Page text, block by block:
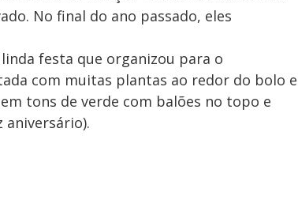
No final do ano passado, eles
festa que organizou para o
com muitas plantas ao redor do bolo e
tons de verde com balões no topo e